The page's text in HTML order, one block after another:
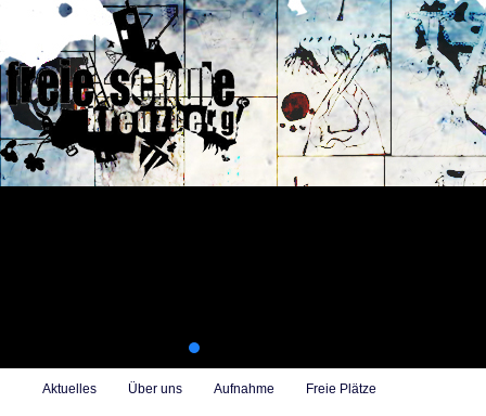
Zum
primären
Inhalt
springen
Zum
sekundären
Inhalt
springen
Hauptmenü
Aktuelles Über uns Aufnahme Freie Plätze